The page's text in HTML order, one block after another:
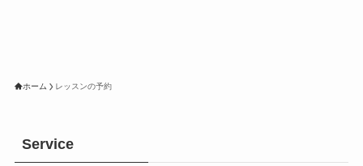
ホーム レッスンの予約
Service